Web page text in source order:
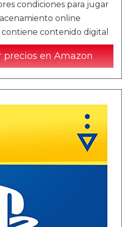
condiciones para jugar
online
contenido digital
precios en Amazon